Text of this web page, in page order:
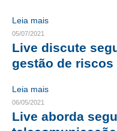
EMPREGO E ESTÁGIO
CARREIRA
NEWSLETTER
Leia mais
05/07/2021
Live discute
gestão de
Leia mais
06/05/2021
Live aborda